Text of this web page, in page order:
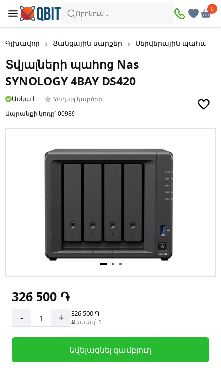
Որոնում ..
0
Գլխավոր Ցանցային սարքեր Սերվերային
Տվյալների պահոց Nas
SYNOLOGY 4BAY DS420
Առկա է
Թողնել կարծիք
Ապրանքի կոդը՝00989
326 500 ֏
- + 326 500 ֏
Քանակ՝ 1
Ավելացնել զամբյուղ